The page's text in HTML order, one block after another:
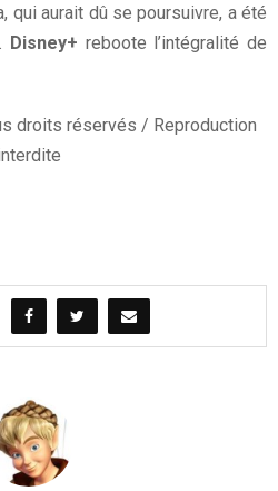
qui aurait dû se poursuivre, a été
Disney+ reboote l’intégralité de
droits réservés / Reproduction